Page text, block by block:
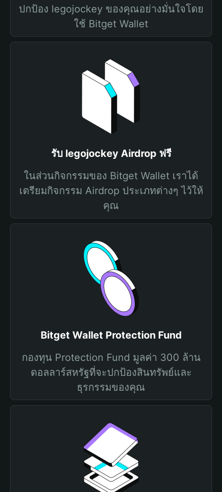
ปกป้อง legojockey ของคุณอย่างมั่นใจโดย
ใช้ Bitget Wallet
รับ legojockey Airdrop ฟรี
ในส่วนกิจกรรมของ Bitget Wallet เราได้
เตรียมกิจกรรม Airdrop ประเภทต่างๆ ไว้ให้
คุณ
Bitget Wallet Protection Fund
กองทุน Protection Fund มูลค่า 300 ล้าน
ดอลลาร์สหรัฐที่จะปกป้องสินทรัพย์และ
ธุรกรรมของคุณ